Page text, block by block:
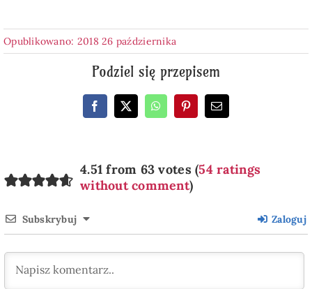
Opublikowano: 2018 26 października
Podziel się przepisem
4.51 from 63 votes (54 ratings
without comment)
Subskrybuj Zaloguj